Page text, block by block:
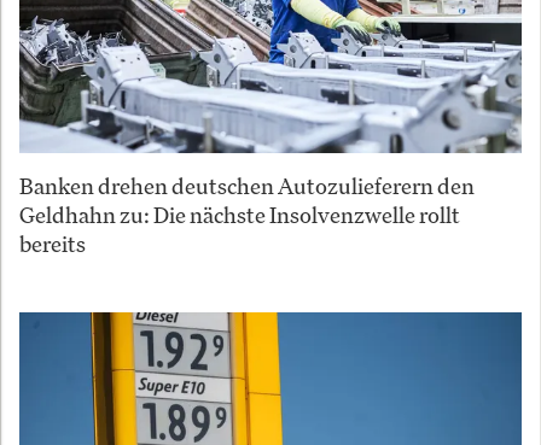
Banken drehen deutschen Autozulieferern den
Geldhahn zu: Die nächste Insolvenzwelle rollt
bereits